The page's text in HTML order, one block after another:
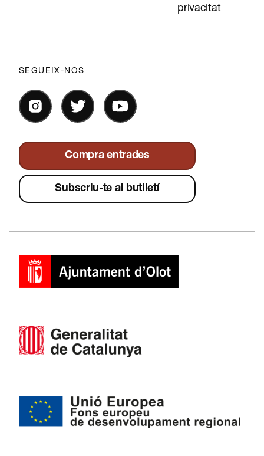
privacitat
SEGUEIX-NOS
Compra entrades
Subscriu-te al butlletí